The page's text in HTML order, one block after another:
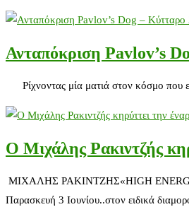
Ανταπόκριση Pavlov’s
Ρίχνοντας μία ματιά στον κόσμο που
Ο Μιχάλης Ρακιντζής
ΜΙΧΑΛΗΣ ΡΑΚΙΝΤΖΗΣ«HIGH
Παρασκευή 3 Ιουνίου..στον ειδικά